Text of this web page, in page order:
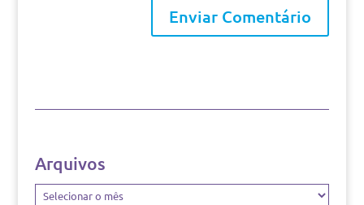
Arquivos
Arquivos